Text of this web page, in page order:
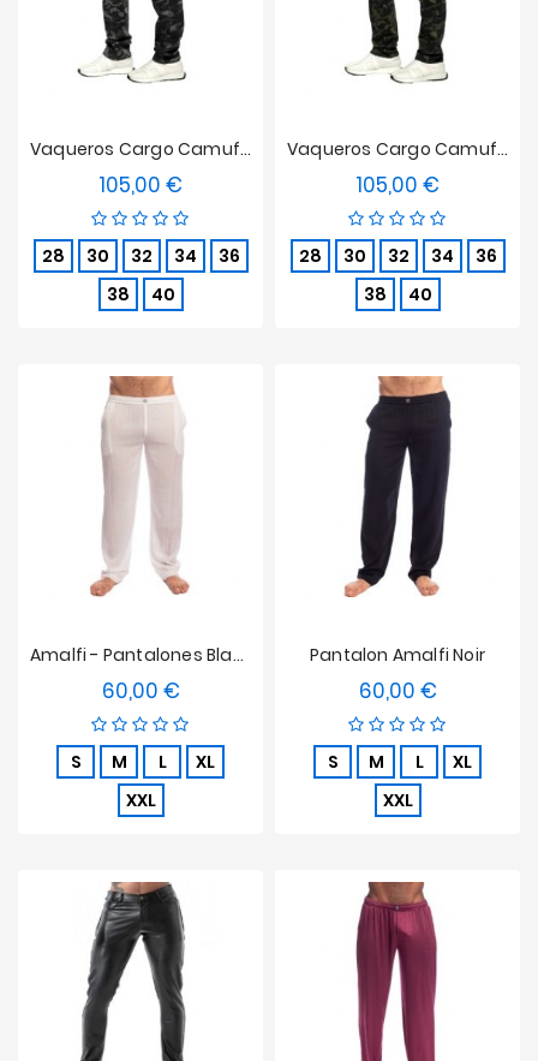
Vaqueros Cargo Camuflaje - Gris
105,00 €
28 30 32 34
36
38
40
Vaqueros Cargo Camuflaje - Caqui
105,00 €
28 30 32 34
36
38
40
Amalfi - Pantalones Blancos
60,00 €Precio
S M L
XL
XXL
Pantalon Amalfi Noir
60,00 €Precio
S M L
XL
XXL